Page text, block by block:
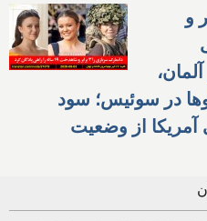
۳ برابر و
در سوئیس؛ سود
از وضعیت